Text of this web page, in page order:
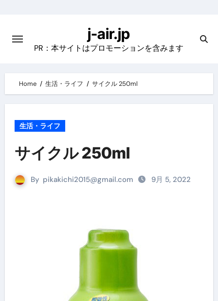
content
j-air.jp
PR：本サイトはプロモーションを含みます
Home 生活・ライフ サイクル 250ml
生活・ライフ
サイクル 250ml
By pikakichi2015@gmail.com 9月 5, 2022